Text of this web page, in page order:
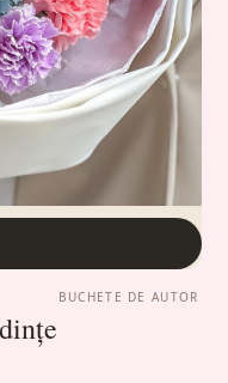
BUCHETE DE AUTOR